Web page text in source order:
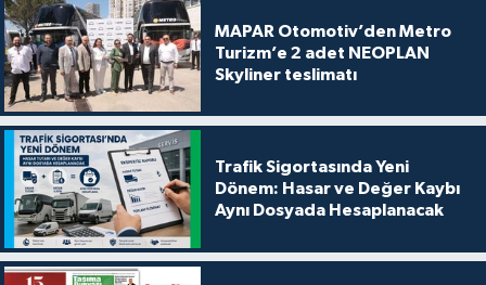
MAPAR Otomotiv’den Metro
Turizm’e 2 adet NEOPLAN
Skyliner teslimatı
Trafik Sigortasında Yeni
Dönem: Hasar ve Değer Kaybı
Aynı Dosyada Hesaplanacak